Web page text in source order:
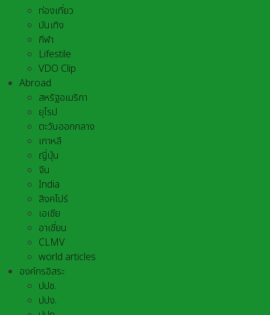
ท่องเที่ยว
บันเทิง
กีฬา
Lifestile
VDO Clip
Abroad
สหรัฐอเมริกา
ยุโรป
ตะวันออกกลาง
เกาหลี
ญี่ปุ่น
จีน
India
สิงคโปร์
เอเชีย
อาเชี่ยน
CLMV
world articles
องค์กรอิสระ
ปปช.
ปปง.